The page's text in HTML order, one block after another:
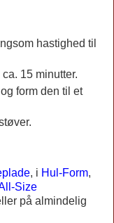
hastighed til
ca. 15 minutter.
form den til et
, i Hul-Form,
Size
på almindelig